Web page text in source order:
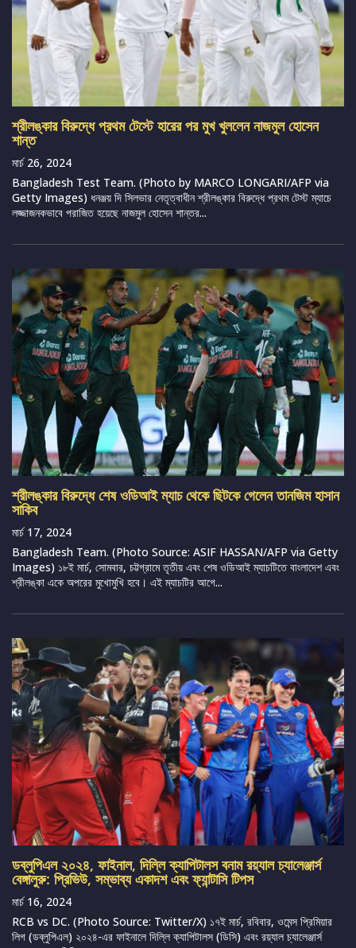
শ্রীলঙ্কার বিরুদ্ধে প্রথম টেস্টে হারের পর মুখ খুললেন নাজমুল হোসেন
শান্ত
মার্চ 26, 2024
Bangladesh Test Team. (Photo by MARCO LONGARI/AFP via
Getty Images) ধনঞ্জয় দি সিলভার নেতৃত্বাধীন শ্রীলঙ্কার বিরুদ্ধে প্রথম টেস্ট ম্যাচে
লজ্জাজনকভাবে পরাজিত হয়েছে নাজমুল হোসেন শান্তর...
শ্রীলঙ্কার বিরুদ্ধে শেষ ওডিআই ম্যাচ থেকে ছিটকে গেলেন তানজিম হাসান
সাকিব
মার্চ 17, 2024
Bangladesh Team. (Photo Source: ASIF HASSAN/AFP via Getty
Images) ১৮ই মার্চ, সোমবার, চট্টগ্রামে তৃতীয় এবং শেষ ওডিআই ম্যাচটিতে বাংলাদেশ এবং
শ্রীলঙ্কা একে অপরের মুখোমুখি হবে। এই ম্যাচটির আগে...
ডব্লুপিএল ২০২৪, ফাইনাল, দিল্লি ক্যাপিটালস বনাম রয়্যাল চ্যালেঞ্জার্স
বেঙ্গালুরু: প্রিভিউ, সম্ভাব্য একাদশ এবং ফ্যান্টাসি টিপস
মার্চ 16, 2024
RCB vs DC. (Photo Source: Twitter/X) ১৭ই মার্চ, রবিবার, ওমেন্স প্রিমিয়ার
লিগ (ডব্লুপিএল) ২০২৪-এর ফাইনালে দিল্লি ক্যাপিটালস (ডিসি) এবং রয়্যাল চ্যালেঞ্জার্স